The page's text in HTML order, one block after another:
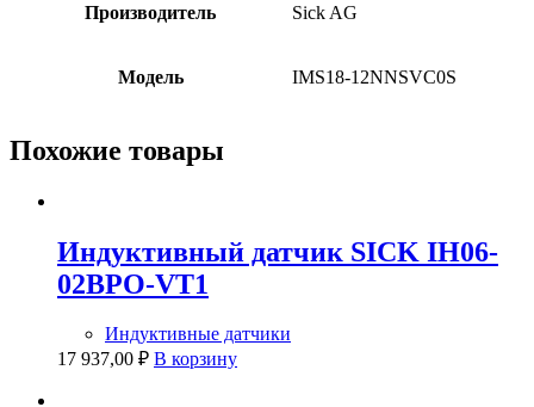
Производитель Sick AG
Модель IMS18-12NNSVC0S
Похожие товары
Индуктивный датчик SICK IH06-
02BPO-VT1
Индуктивные датчики
17 937,00 ₽ В корзину